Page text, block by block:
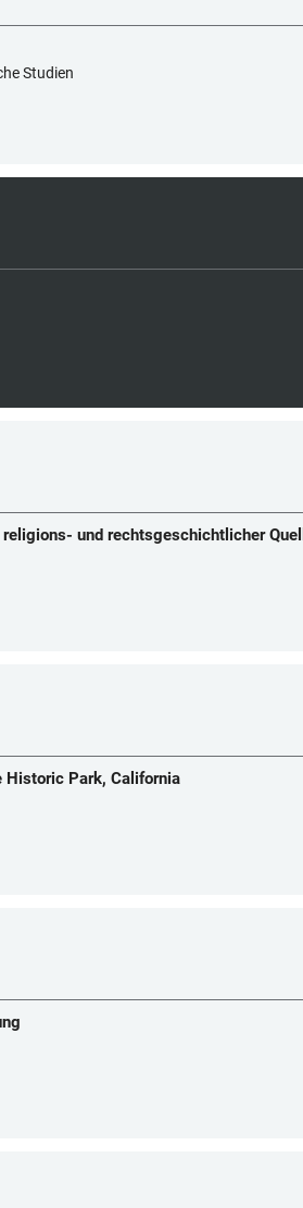
Studien
und rechtsgeschichtlicher
Historic Park, California